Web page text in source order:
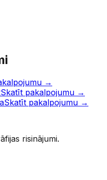
→
Skatīt pakalpojumu →
Skatīt pakalpojumu →
risinājumi.